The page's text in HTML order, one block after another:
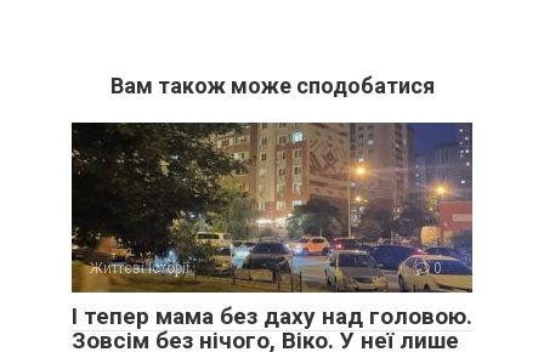
Вам також може сподобатися
Життєві історії 0
І тепер мама без даху над головою.
Зовсім без нічого, Віко. У неї лише